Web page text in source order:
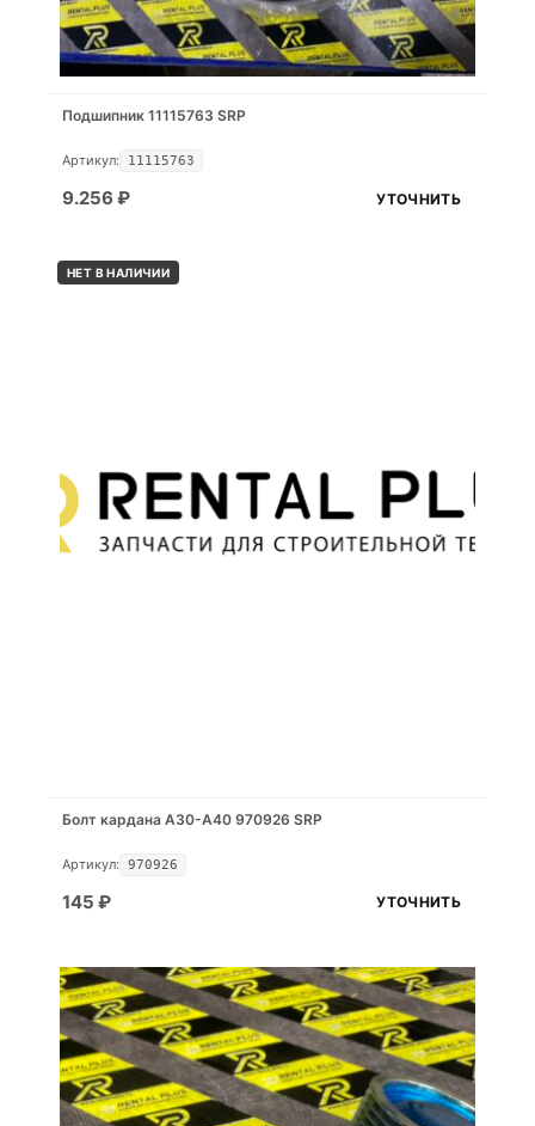
Подшипник 11115763 SRP
Артикул: 11115763
9.256 ₽ УТОЧНИТЬ
НЕТ В НАЛИЧИИ
Болт кардана A30-A40 970926 SRP
Артикул: 970926
145 ₽ УТОЧНИТЬ